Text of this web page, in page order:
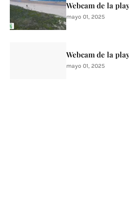
Webcam de la
mayo 01, 2025
Webcam de la
mayo 01, 2025